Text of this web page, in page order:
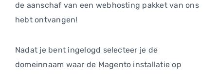
de aanschaf van een webhosting pakket van ons
hebt ontvangen!
Nadat je bent ingelogd selecteer je de
domeinnaam waar de Magento installatie op